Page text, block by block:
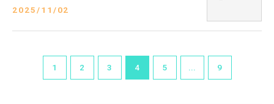
2025/11/02
1 2 3 4 5 9